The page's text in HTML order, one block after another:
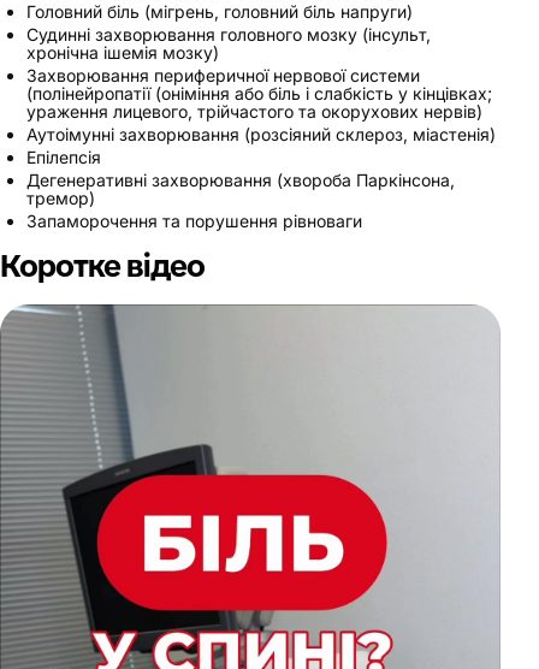
Головний біль (мігрень, головний біль напруги)
Судинні захворювання головного мозку (інсульт,
хронічна ішемія мозку)
Захворювання периферичної нервової системи
(полінейропатії (оніміння або біль і слабкість у кінцівках;
ураження лицевого, трійчастого та окорухових нервів)
Аутоімунні захворювання (розсіяний склероз, міастенія)
Епілепсія
Дегенеративні захворювання (хвороба Паркінсона,
тремор)
Запаморочення та порушення рівноваги
Коротке відео